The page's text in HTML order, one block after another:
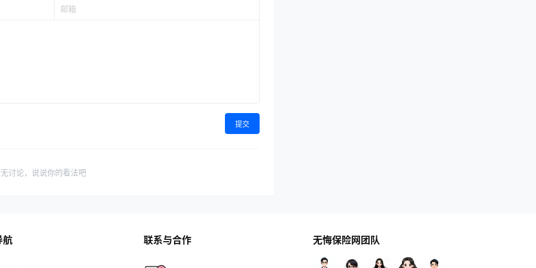
提交
讨论，说说你的看法吧
航 联系与合作 无悔保险网团队